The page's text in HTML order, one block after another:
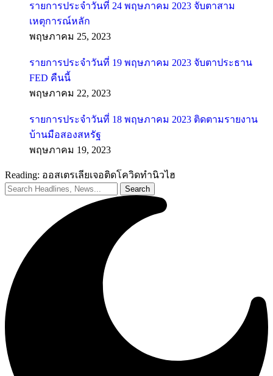
รายการประจำวันที่ 24 พฤษภาคม 2023 จับตาสาม
เหตุการณ์หลัก
พฤษภาคม 25, 2023
รายการประจำวันที่ 19 พฤษภาคม 2023 จับตาประธาน
FED คืนนี้
พฤษภาคม 22, 2023
รายการประจำวันที่ 18 พฤษภาคม 2023 ติดตามรายงาน
บ้านมือสองสหรัฐ
พฤษภาคม 19, 2023
Reading: ออสเตรเลียเจอติดโควิดทำนิวไฮ